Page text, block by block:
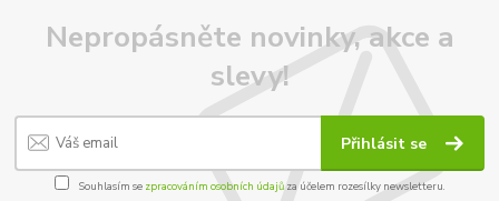
Nepropásněte novinky, akce a
slevy!
Přihlásit se
Souhlasím se zpracováním osobních údajůza účelem rozesílky newsletteru.